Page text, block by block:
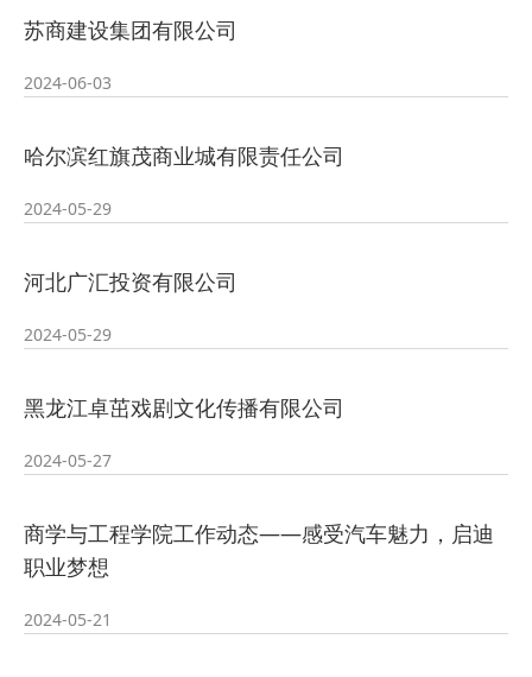
院党委
· 黑龙江省高校在第六届全国高校教
—— 哈
· 强化政治担当 锤炼过硬本领--哈尔
滨传媒 2026-07-23
苏商建设集团有限公司
2024-06-03
哈尔滨红旗茂商业城有限责任公司
2024-05-29
河北广汇投资有限公司
2024-05-29
黑龙江卓茁戏剧文化传播有限公司
2024-05-27
商学与工程学院工作动态——感受汽车魅力，启迪
职业梦想
2024-05-21